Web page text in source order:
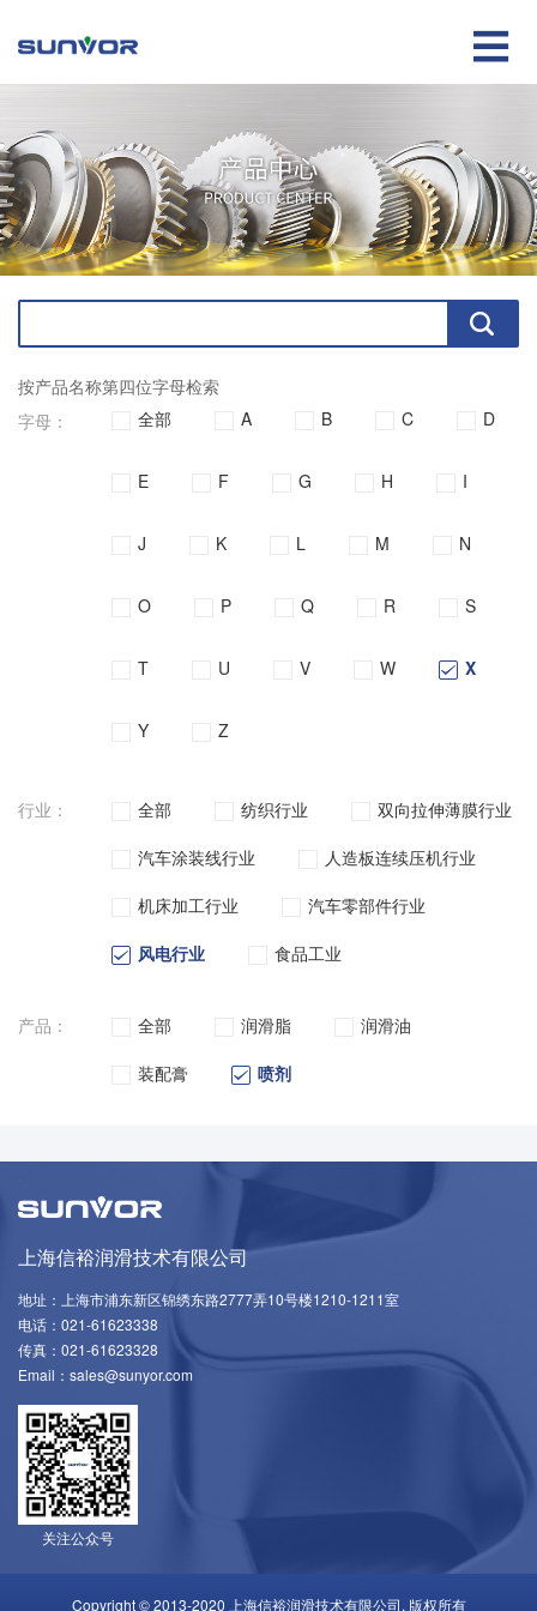

按产品名称第四位字母检索
字母：
全部 A B C D
E F G H I
J K L M N
O P Q R S
T U V W X
Y Z
行业： 全部 纺织行业
双向拉伸薄膜行业
汽车涂装线行业
人造板连续压机行业
机床加工行业
汽车零部件行业
风电行业
食品工业
产品： 全部 润滑脂
润滑油
装配膏
喷剂
上海信裕润滑技术有限公司
地址：上海市浦东新区锦绣东路2777弄10号楼1210-1211室
电话：021-61623338
传真：021-61623328
Email：sales@sunyor.com
关注公众号
Copyright © 2013-2020 上海信裕润滑技术有限公司. 版权所有